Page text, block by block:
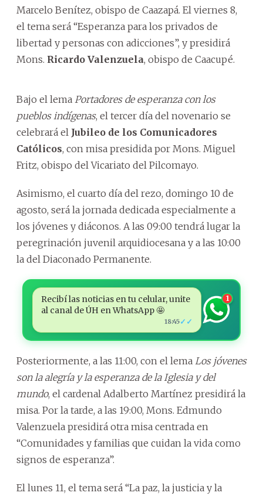
Marcelo Benítez, obispo de Caazapá. El viernes 8,
el tema será “Esperanza para los privados de
libertad y personas con adicciones”, y presidirá
Mons. Ricardo Valenzuela, obispo de Caacupé.
Bajo el lema Portadores de esperanza con los
pueblos indígenas, el tercer día del novenario se
celebrará el Jubileo de los Comunicadores
Católicos, con misa presidida por Mons. Miguel
Fritz, obispo del Vicariato del Pilcomayo.
Asimismo, el cuarto día del rezo, domingo 10 de
agosto, será la jornada dedicada especialmente a
los jóvenes y diáconos. A las 09:00 tendrá lugar la
peregrinación juvenil arquidiocesana y a las 10:00
la del Diaconado Permanente.
Recibí las noticias en tu celular, unite
al canal de ÚH en WhatsApp 🤩
18:45✓✓
1
Posteriormente, a las 11:00, con el lema Los jóvenes
son la alegría y la esperanza de la Iglesia y del
mundo, el cardenal Adalberto Martínez presidirá la
misa. Por la tarde, a las 19:00, Mons. Edmundo
Valenzuela presidirá otra misa centrada en
“Comunidades y familias que cuidan la vida como
signos de esperanza”.
El lunes 11, el tema será “La paz, la justicia y la